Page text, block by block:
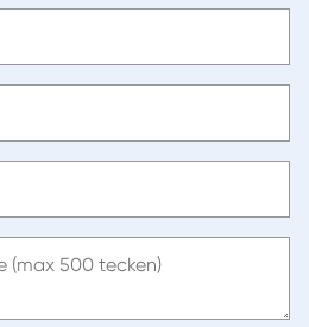
(max 500 tecken)